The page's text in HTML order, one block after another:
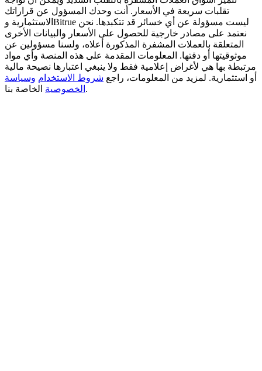
Exclusive for BitMart Users
Register & Trade to Win 500,000 USDT
Precious Metals Trading Carnival
تقلبات سريعة في الأسعار. أنت وحدك المسؤول عن قراراتك
الاستثمارية وBitrue ليست مسؤولة عن أي خسائر قد تتكبدها. نحن
نعتمد على مصادر خارجية للحصول على الأسعار والبيانات الأخرى
المتعلقة بالعملات المشفرة المذكورة أعلاه، ولسنا مسؤولين عن
موثوقيتها أو دقتها. المعلومات المقدمة على هذه المنصة وأي مواد
مرتبطة بها هي لأغراض إعلامية فقط ولا ينبغي اعتبارها نصيحة مالية
أو استثمارية. لمزيد من المعلومات، راجع شروط الاستخدام وسياسة
الخصوصية الخاصة بنا.